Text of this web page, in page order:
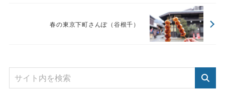
春の東京下町さんぽ（谷根千）